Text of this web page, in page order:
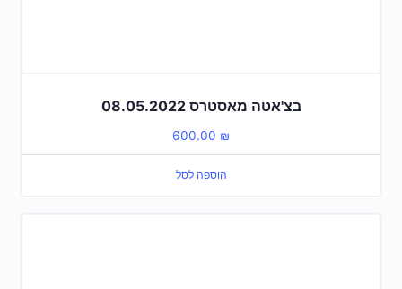
בצ'אטה מאסטרס 08.05.2022
600.00 ₪
הוספה לסל